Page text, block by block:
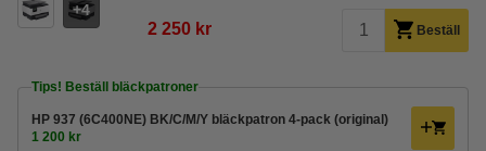
4
2 250 kr Beställ
Tips! Beställ bläckpatroner
HP 937 (6C400NE) BK/C/M/Y bläckpatron 4-pack (original)
1 200 kr